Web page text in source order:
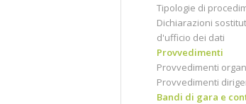
Tipologie di
Dichiarazioni
d'ufficio dei dati
Provvedimenti
Provvedimenti
Provvedimenti
Bandi di gara e